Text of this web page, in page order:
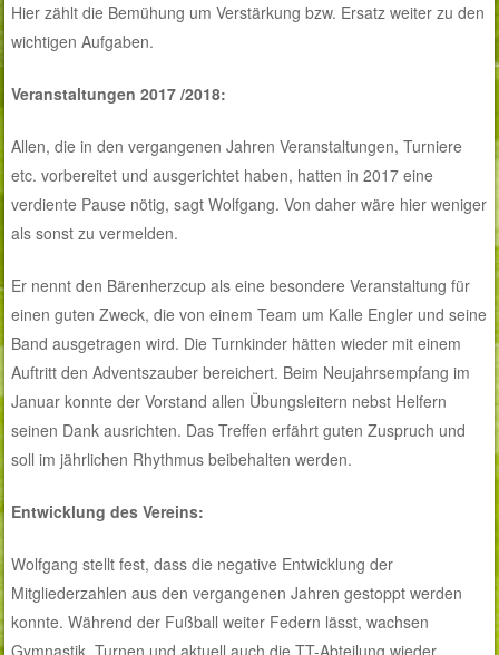
Hier zählt die Bemühung um Verstärkung bzw. Ersatz weiter zu den
wichtigen Aufgaben.
Veranstaltungen 2017 /2018:
Allen, die in den vergangenen Jahren Veranstaltungen, Turniere
etc. vorbereitet und ausgerichtet haben, hatten in 2017 eine
verdiente Pause nötig, sagt Wolfgang. Von daher wäre hier weniger
als sonst zu vermelden.
Er nennt den Bärenherzcup als eine besondere Veranstaltung für
einen guten Zweck, die von einem Team um Kalle Engler und seine
Band ausgetragen wird. Die Turnkinder hätten wieder mit einem
Auftritt den Adventszauber bereichert. Beim Neujahrsempfang im
Januar konnte der Vorstand allen Übungsleitern nebst Helfern
seinen Dank ausrichten. Das Treffen erfährt guten Zuspruch und
soll im jährlichen Rhythmus beibehalten werden.
Entwicklung des Vereins:
Wolfgang stellt fest, dass die negative Entwicklung der
Mitgliederzahlen aus den vergangenen Jahren gestoppt werden
konnte. Während der Fußball weiter Federn lässt, wachsen